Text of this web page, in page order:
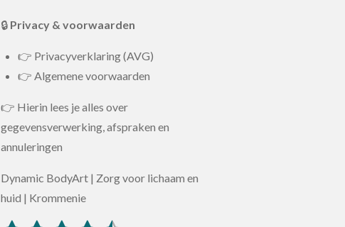
🔒 Privacy & voorwaarden
👉 Privacyverklaring (AVG)
👉 Algemene voorwaarden
👉 Hierin lees je alles over
gegevensverwerking, afspraken en
annuleringen
Dynamic BodyArt | Zorg voor lichaam en
huid | Krommenie